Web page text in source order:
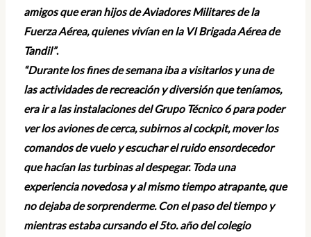
amigos que eran hijos de Aviadores Militares de la
Fuerza Aérea, quienes vivían en la VI Brigada Aérea de
Tandil”.
“Durante los fines de semana iba a visitarlos y una de
las actividades de recreación y diversión que teníamos,
era ir a las instalaciones del Grupo Técnico 6 para poder
ver los aviones de cerca, subirnos al cockpit, mover los
comandos de vuelo y escuchar el ruido ensordecedor
que hacían las turbinas al despegar. Toda una
experiencia novedosa y al mismo tiempo atrapante, que
no dejaba de sorprenderme. Con el paso del tiempo y
mientras estaba cursando el 5to. año del colegio